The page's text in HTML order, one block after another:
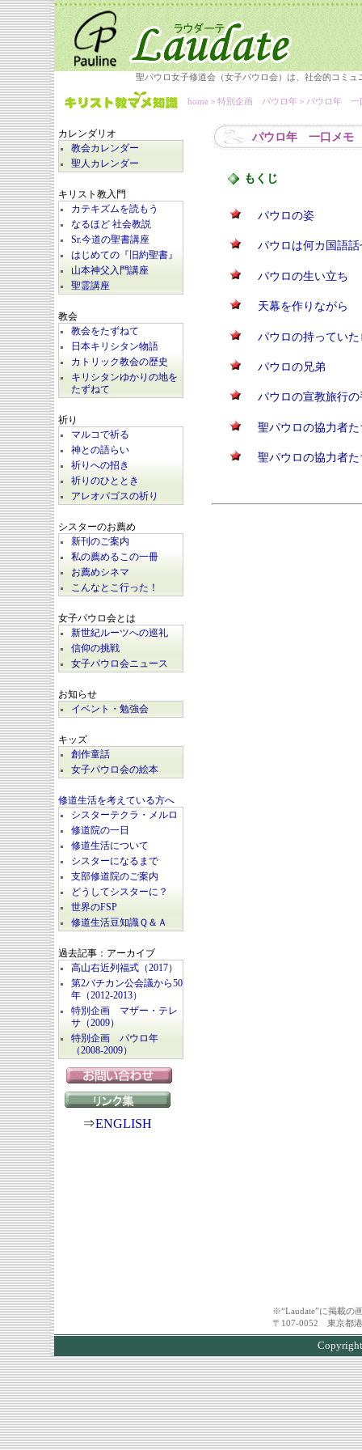
聖パウロ女子修道会（女子パウロ会）は、社会的コミ
カレンダリオ
教会カレンダー
聖人カレンダー
キリスト教入門
カテキズムを読もう
なるほど 社会教説
Sr.今道の聖書講座
はじめての『旧約聖書』
山本神父入門講座
聖霊講座
教会
教会をたずねて
日本キリシタン物語
カトリック教会の歴史
キリシタンゆかりの地を
たずねて
祈り
マルコで祈る
神との語らい
祈りへの招き
祈りのひととき
アレオパゴスの祈り
シスターのお薦め
新刊のご案内
私の薦めるこの一冊
お薦めシネマ
こんなとこ行った！
女子パウロ会とは
新世紀ルーツへの巡礼
信仰の挑戦
女子パウロ会ニュース
お知らせ
イベント・勉強会
キッズ
創作童話
女子パウロ会の絵本
修道生活を考えている方へ
シスターテクラ・メルロ
修道院の一日
修道生活について
シスターになるまで
支部修道院のご案内
どうしてシスターに？
世界のFSP
修道生活豆知識Ｑ＆Ａ
過去記事：アーカイブ
高山右近列福式（2017）
第2バチカン公会議から50
年（2012-2013）
特別企画 マザー・テレ
サ（2009）
特別企画 パウロ年
（2008-2009）
⇒ENGLISH
home ＞ 特別企画 パウロ年 ＞ パウロ年 一
パウロ年 一口メモ
もくじ
パウロの姿
パウロは何カ国語話
パウロの生い立ち
天幕を作りながら
パウロの持っていた
パウロの兄弟
パウロの宣教旅行の
聖パウロの協力
聖パウロの協力
※“Laudate”に掲載の
〒107-0052 東京都